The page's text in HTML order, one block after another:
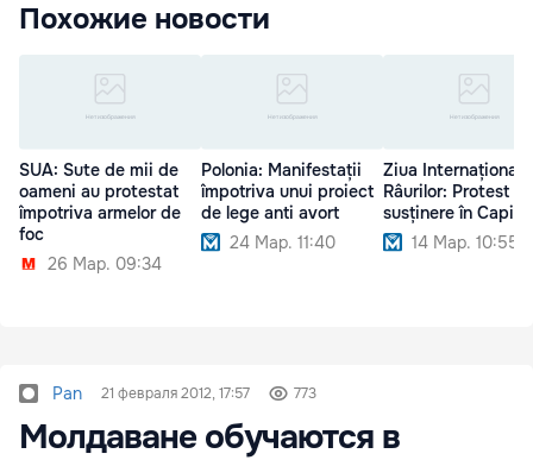
Похожие новости
SUA: Sute de mii de
oameni au protestat
împotriva armelor de
foc
26 Мар. 09:34
Polonia: Manifestații
împotriva unui proiect
de lege anti avort
24 Мар. 11:40
Ziua
Râurilor: Protest de
susținere în
14 Мар. 10:55
Pan 21 февраля 2012, 17:57 773
Молдаване обучаются в